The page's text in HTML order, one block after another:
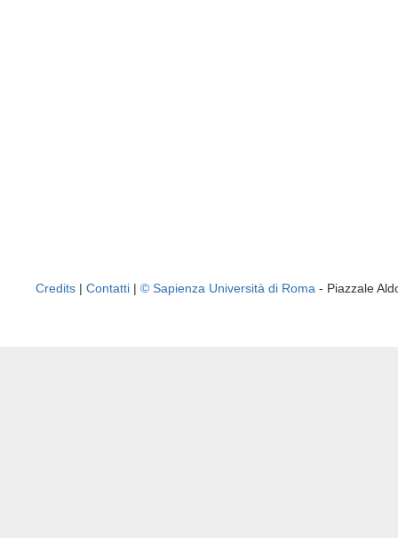
Credits | Contatti | © Sapienza Università di Roma - Piazzale